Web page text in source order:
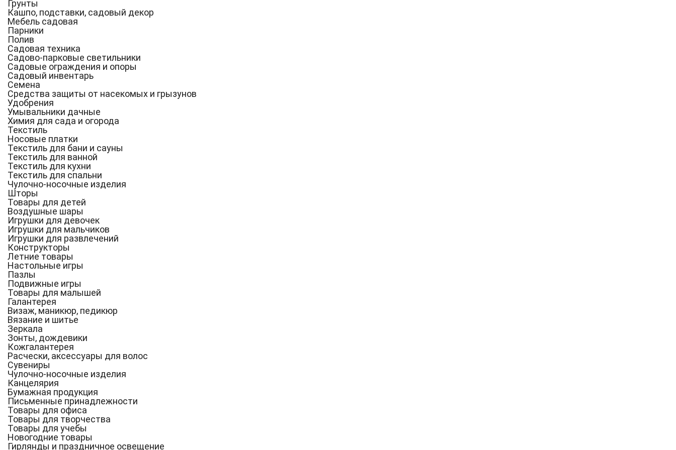
Грунты
Кашпо, подставки, садовый декор
Мебель садовая
Парники
Полив
Садовая техника
Садово-парковые светильники
Садовые ограждения и опоры
Садовый инвентарь
Семена
Средства защиты от насекомых и грызунов
Удобрения
Умывальники дачные
Химия для сада и огорода
Текстиль
Носовые платки
Текстиль для бани и сауны
Текстиль для ванной
Текстиль для кухни
Текстиль для спальни
Чулочно-носочные изделия
Шторы
Товары для детей
Воздушные шары
Игрушки для девочек
Игрушки для мальчиков
Игрушки для развлечений
Конструкторы
Летние товары
Настольные игры
Пазлы
Подвижные игры
Товары для малышей
Галантерея
Визаж, маникюр, педикюр
Вязание и шитье
Зеркала
Зонты, дождевики
Кожгалантерея
Расчески, аксессуары для волос
Сувениры
Чулочно-носочные изделия
Канцелярия
Бумажная продукция
Письменные принадлежности
Товары для офиса
Товары для творчества
Товары для учебы
Новогодние товары
Гирлянды и праздничное освещение